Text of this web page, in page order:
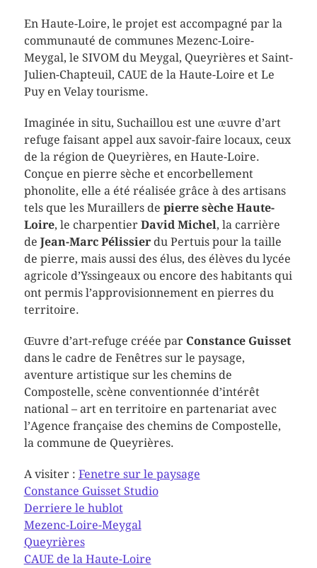
En Haute-Loire, le projet est accompagné par la
communauté de communes Mezenc-Loire-
Meygal, le SIVOM du Meygal, Queyrières et Saint-
Julien-Chapteuil, CAUE de la Haute-Loire et Le
Puy en Velay tourisme.
Imaginée in situ, Suchaillou est une œuvre d’art
refuge faisant appel aux savoir-faire locaux, ceux
de la région de Queyrières, en Haute-Loire.
Conçue en pierre sèche et encorbellement
phonolite, elle a été réalisée grâce à des artisans
tels que les Muraillers de pierre sèche Haute-
Loire, le charpentier David Michel, la carrière
de Jean-Marc Pélissierdu Pertuis pour la taille
de pierre, mais aussi des élus, des élèves du lycée
agricole d’Yssingeaux ou encore des habitants qui
ont permis l’approvisionnement en pierres du
territoire.
Œuvre d’art-refuge créée par Constance Guisset
dans le cadre de Fenêtres sur le paysage,
aventure artistique sur les chemins de
Compostelle, scène conventionnée d’intérêt
national – art en territoire en partenariat avec
l’Agence française des chemins de Compostelle,
la commune de Queyrières.
A visiter : Fenetre sur le paysage
Constance Guisset Studio
Derriere le hublot
Mezenc-Loire-Meygal
Queyrières
CAUE de la Haute-Loire